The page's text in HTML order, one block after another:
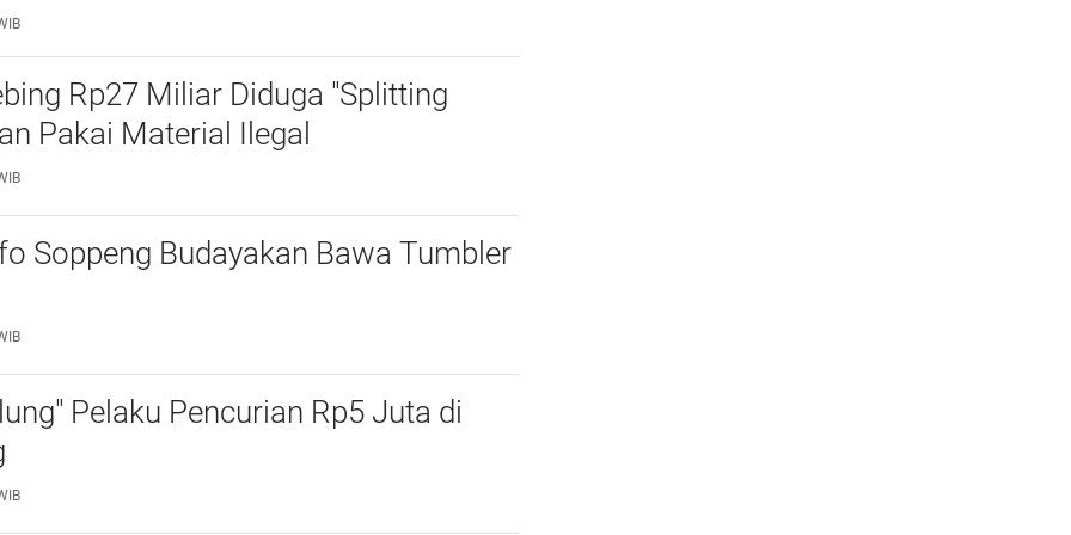
Rp27 Miliar Diduga "Splitting
Pakai Material Ilegal
Soppeng Budayakan Bawa Tumbler
Pelaku Pencurian Rp5 Juta di